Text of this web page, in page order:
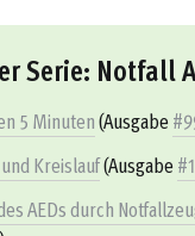
Serie: Notfall
5 Minuten(Ausgabe
Kreislauf(Ausgabe
AEDs durch